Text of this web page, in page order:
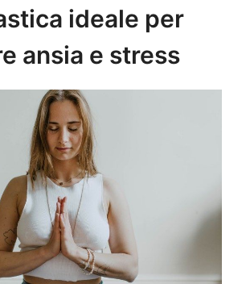
ideale per
ansia e stress